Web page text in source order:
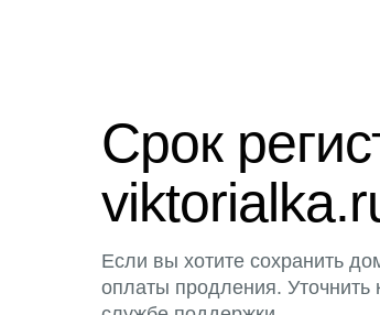
Срок
Если вы хотите сохранить
оплаты продления. Уточнить